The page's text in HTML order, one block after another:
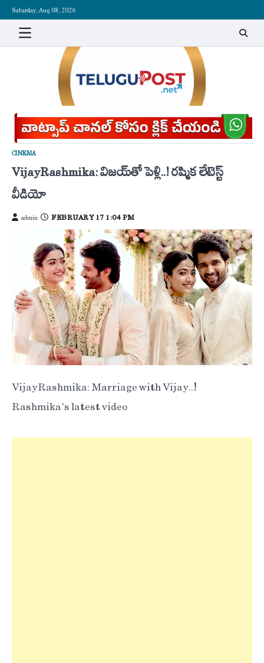
Skip
content
Saturday, Aug 08, 2026
CINEMA
Vijay-Rashmika: విజయ్‌తో పెళ్లి..! రష్మిక లేటెస్ట్
వీడియో
admin FEBRUARY 17 1:04 PM
Vijay-Rashmika: Marriage with Vijay..!
Rashmika's latest video